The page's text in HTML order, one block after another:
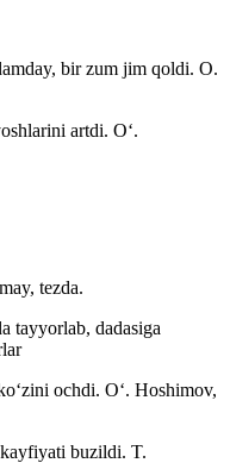
bir zum jim qoldi. O.
artdi. Oʻ.
tezda.
tayyorlab, dadasiga
ochdi. Oʻ. Hoshimov,
buzildi. T.